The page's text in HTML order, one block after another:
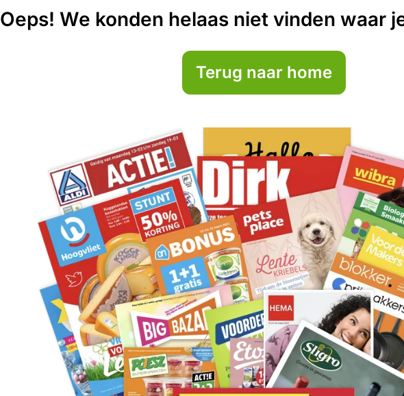
Oeps! We konden helaas niet vinden waar
Terug naar home